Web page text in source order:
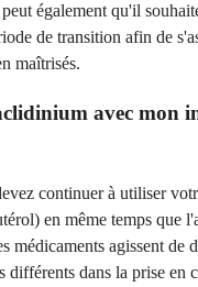
également qu'il
de transition afin de
maîtrisés.
avec mon
continuer à utiliser
en même temps que
médicaments agissent de
différents dans la prise en